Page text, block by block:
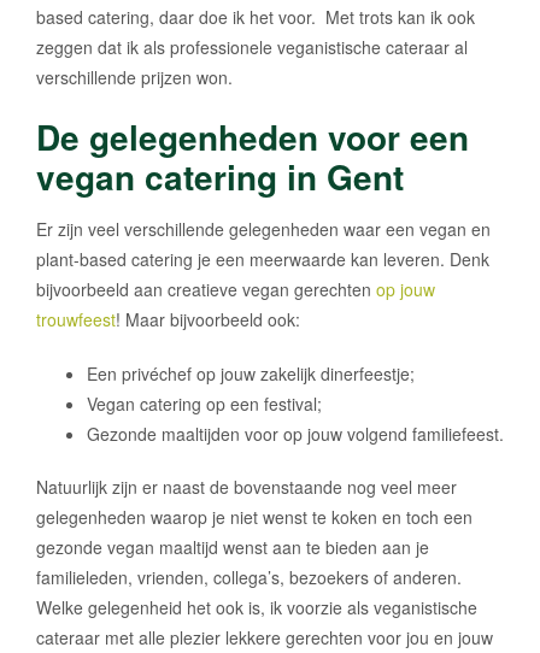
based catering, daar doe ik het voor. Met trots kan ik ook
zeggen dat ik als professionele veganistische cateraar al
verschillende prijzen won.
De gelegenheden voor een
vegan catering in Gent
Er zijn veel verschillende gelegenheden waar een vegan en
plant-based catering je een meerwaarde kan leveren. Denk
bijvoorbeeld aan creatieve vegan gerechten op jouw
trouwfeest! Maar bijvoorbeeld ook:
Een privéchef op jouw zakelijk dinerfeestje;
Vegan catering op een festival;
Gezonde maaltijden voor op jouw volgend familiefeest.
Natuurlijk zijn er naast de bovenstaande nog veel meer
gelegenheden waarop je niet wenst te koken en toch een
gezonde vegan maaltijd wenst aan te bieden aan je
familieleden, vrienden, collega’s, bezoekers of anderen.
Welke gelegenheid het ook is, ik voorzie als veganistische
cateraar met alle plezier lekkere gerechten voor jou en jouw